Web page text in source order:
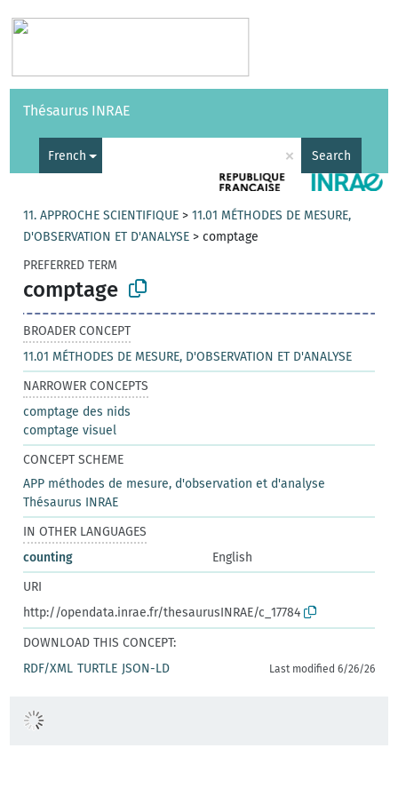
Vocabularies API
Thésaurus INRAE
French × Search
11. APPROCHE SCIENTIFIQUE >11.01 MÉTHODES DE MESURE,
D'OBSERVATION ET D'ANALYSE >comptage
PREFERRED TERM
comptage
BROADER CONCEPT
11.01 MÉTHODES DE MESURE, D'OBSERVATION ET D'ANALYSE
NARROWER CONCEPTS
comptage des nids
comptage visuel
CONCEPT SCHEME
APP méthodes de mesure, d'observation et d'analyse
Thésaurus INRAE
IN OTHER LANGUAGES
counting
English
URI
http://opendata.inrae.fr/thesaurusINRAE/c_17784
DOWNLOAD THIS CONCEPT:
RDF/XML TURTLE JSON-LD Last modified 6/26/26